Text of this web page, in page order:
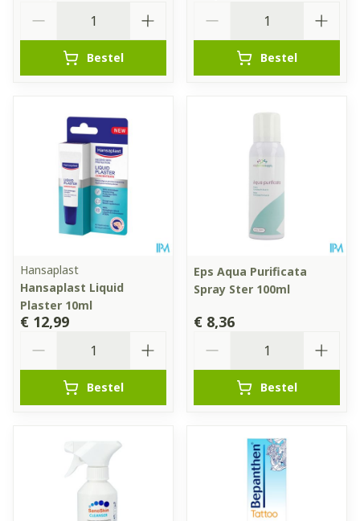
Bestel Bestel
Hansaplast
Hansaplast Liquid
Plaster 10ml
€ 12,99
Bestel
Eps Aqua Purificata
Spray Ster 100ml
€ 8,36
Bestel